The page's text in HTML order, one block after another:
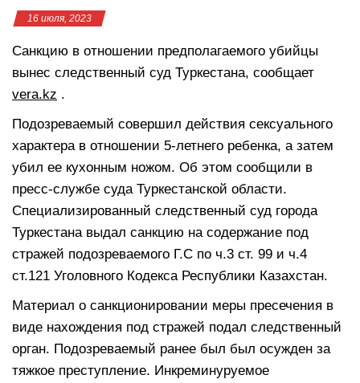
16 июля, 2023
Санкцию в отношении предполагаемого убийцы
вынес следственный суд Туркестана, сообщает
vera.kz .
Подозреваемый совершил действия сексуального
характера в отношении 5-летнего ребенка, а затем
убил ее кухонным ножом. Об этом сообщили в
пресс-службе суда Туркестанской области.
Специализированный следственный суд города
Туркестана выдал санкцию на содержание под
стражей подозреваемого Г.С по ч.3 ст. 99 и ч.4
ст.121 Уголовного Кодекса Республики Казахстан.
Материал о санкционировании меры пресечения в
виде нахождения под стражей подал следственный
орган. Подозреваемый ранее был был осужден за
тяжкое преступление. Инкреминуруемое